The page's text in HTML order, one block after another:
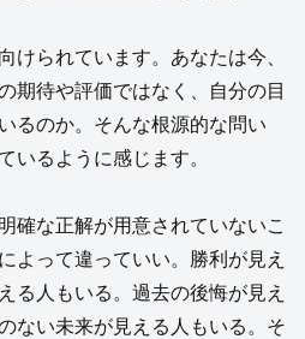
けられています。あなたは今、
期待や評価ではなく、自分の目
るのか。そんな根源的な問い
いるように感じます。
確な正解が用意されていないこ
よって違っていい。勝利が見え
る人もいる。過去の後悔が見え
ない未来が見える人もいる。そ